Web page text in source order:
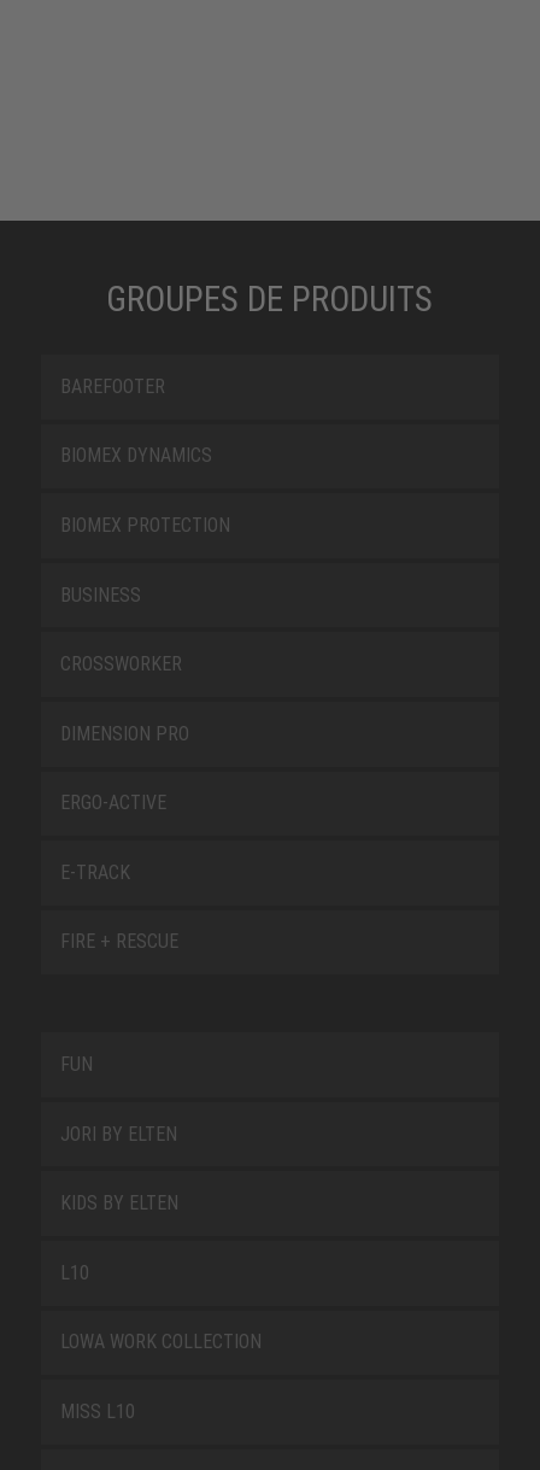
GROUPES DE PRODUITS
BAREFOOTER
BIOMEX DYNAMICS
BIOMEX PROTECTION
BUSINESS
CROSSWORKER
DIMENSION PRO
ERGO-ACTIVE
E-TRACK
FIRE + RESCUE
FUN
JORI BY ELTEN
KIDS BY ELTEN
L10
LOWA WORK COLLECTION
MISS L10